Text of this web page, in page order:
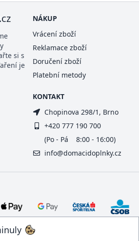
si s
je
NÁKUP
Vrácení zboží
Reklamace zboží
Doručení zboží
Platební metody
KONTAKT
Chopinova 298/1, Brno
+420 777 190 700
(Po - Pá 8:00 - 16:00)
info@domacidoplnky.cz